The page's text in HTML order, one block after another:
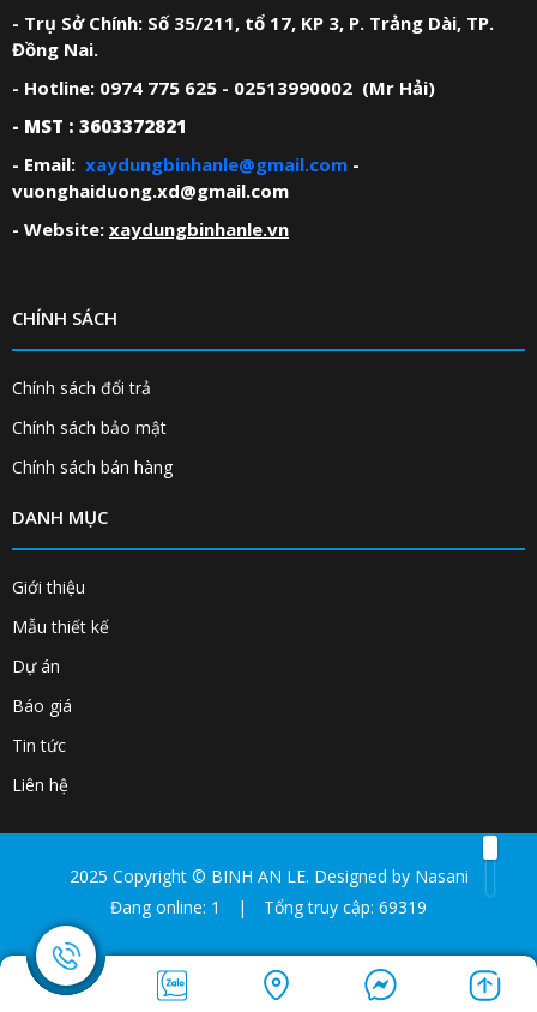
- Trụ Sở Chính: Số 35/211, tổ 17, KP 3, P. Trảng Dài, TP.
Đồng Nai.
- Hotline: 0974 775 625 - 02513990002 (Mr Hải)
- MST : 3603372821
- Email: xaydungbinhanle@gmail.com -
vuonghaiduong.xd@gmail.com
- Website: xaydungbinhanle.vn
CHÍNH SÁCH
Chính sách đổi trả
Chính sách bảo mật
Chính sách bán hàng
DANH MỤC
Giới thiệu
Mẫu thiết kế
Dự án
Báo giá
Tin tức
Liên hệ
2025 Copyright © BINH AN LE. Designed by Nasani
Đang online: 1
| Tổng truy cập: 69319